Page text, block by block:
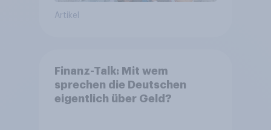
Artikel
Finanz-Talk: Mit wem
sprechen die Deutschen
eigentlich über Geld?